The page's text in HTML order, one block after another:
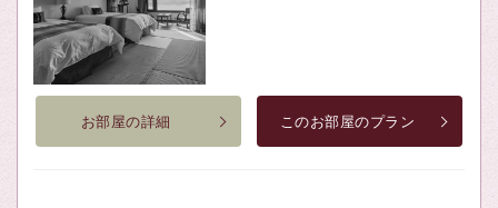
お部屋の詳細 このお部屋のプラン